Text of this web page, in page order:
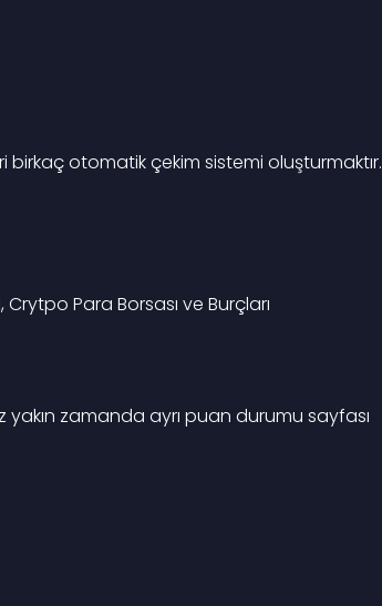
birkaç otomatik çekim sistemi oluşturmaktır.
Para Borsası ve Burçları
zamanda ayrı puan durumu sayfası